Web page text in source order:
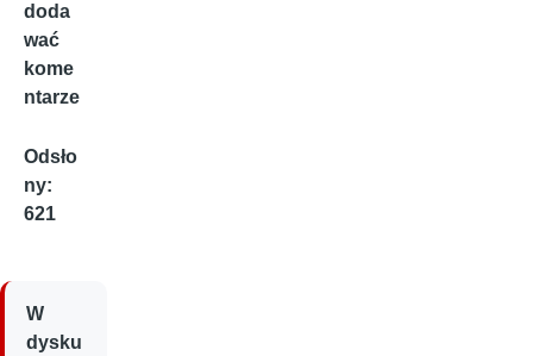
doda
wać
kome
ntarze
Odsło
ny:
621
W
dysku